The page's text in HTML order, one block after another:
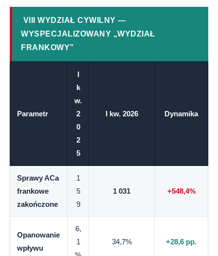
VIII WYDZIAŁ CYWILNY —
WYSPECJALIZOWANY „WYDZIAŁ
FRANKOWY”
Parametr
I
k
w.
2
0
2
5
I kw. 2026 Dynamika
Sprawy ACa
frankowe
zakończone
1
5
9
1 031 +548,4%
Opanowanie
wpływu
6,
1
34,7% +28,6 pp.